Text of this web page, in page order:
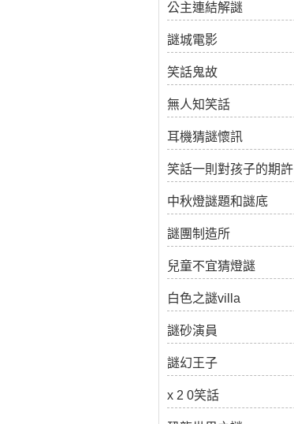
公主連結解謎
謎城電影
笑話鬼故
無人知笑話
耳機猜謎懷訊
笑話一則對孩子的期許
中秋燈謎題和謎底
謎團制造所
兒童不宜猜燈謎
白色之謎villa
謎砂演員
謎幻王子
x 2 0笑話